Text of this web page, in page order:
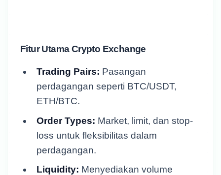
Fitur Utama Crypto Exchange
Trading Pairs: Pasangan
perdagangan seperti BTC/USDT,
ETH/BTC.
Order Types: Market, limit, dan stop-
loss untuk fleksibilitas dalam
perdagangan.
Liquidity: Menyediakan volume